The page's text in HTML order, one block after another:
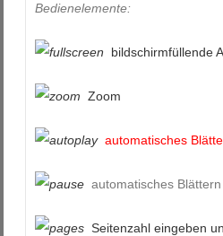
Bedienelemente:
bildschirmfüllende
Zoom
automatisches
automatisches
Seitenzahl eingeben